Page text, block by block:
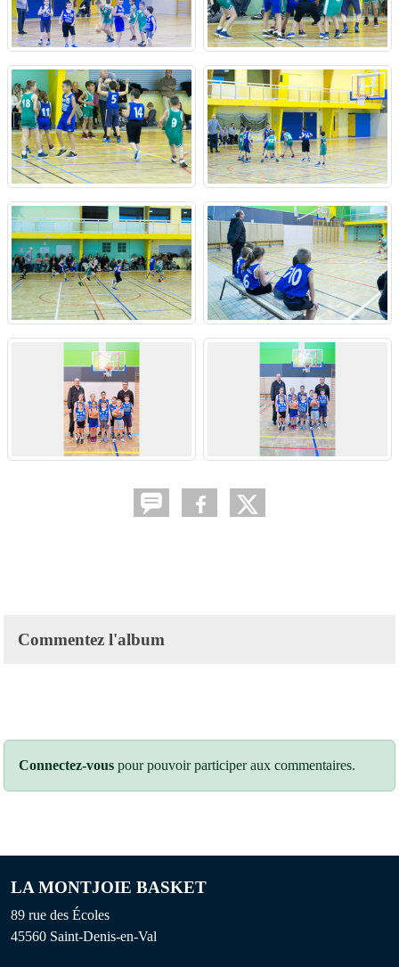
Commentez l'album
Connectez-vous pour pouvoir participer aux commentaires.
LA MONTJOIE BASKET
89 rue des Écoles
45560 Saint-Denis-en-Val